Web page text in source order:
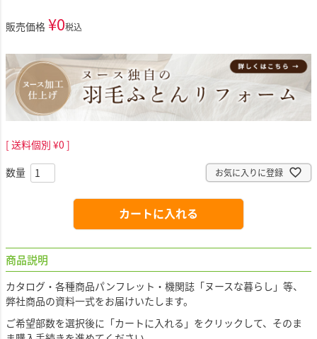
販売価格 ¥0税込
送料個別 ¥0
お気に入りに登録
カートに入れる
商品説明
カタログ・各種商品パンフレット・機関誌「ヌースな暮らし」等、
弊社商品の資料一式をお届けいたします。
ご希望部数を選択後に「カートに入れる」をクリックして、そのま